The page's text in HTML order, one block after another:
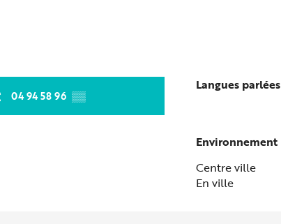
04 94 58 96 ▒▒
Langues parlées
Langues parlées
Environnement
Environnement
Centre ville
En ville